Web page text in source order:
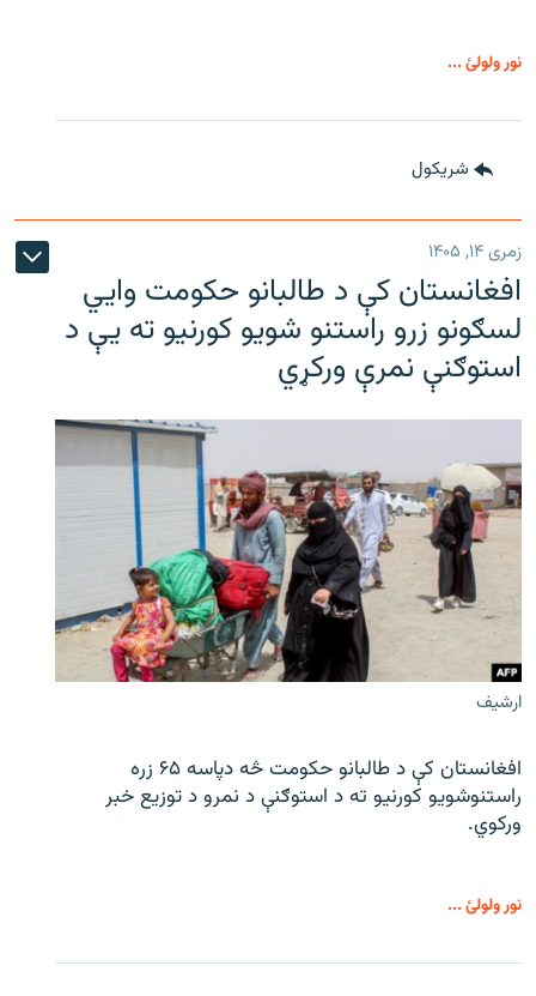
نور ولولئ ...
شريکول
زمری ۱۴, ۱۴۰۵
افغانستان کې د طالبانو حکومت وايي
لسګونو زرو راستنو شویو کورنیو ته یې د
استوګنې نمرې ورکړي
ارشیف
افغانستان کې د طالبانو حکومت څه دپاسه ۶۵ زره
راستنوشویو کورنیو ته د استوګنې د نمرو د توزیع خبر
ورکوي.
نور ولولئ ...